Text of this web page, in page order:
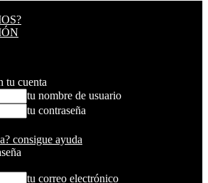
tu cuenta
tu nombre de usuario
tu contraseña
consigue ayuda
tu correo electrónico